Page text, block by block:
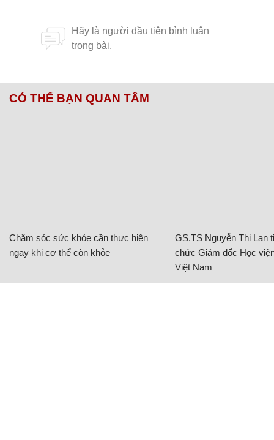
CÓ THỂ BẠN QUAN TÂM
Chăm sóc sức khỏe cần thực hiện
ngay khi cơ thể còn khỏe
GS.TS Nguyễn Thị Lan
chức Giám đốc Học
Việt Nam